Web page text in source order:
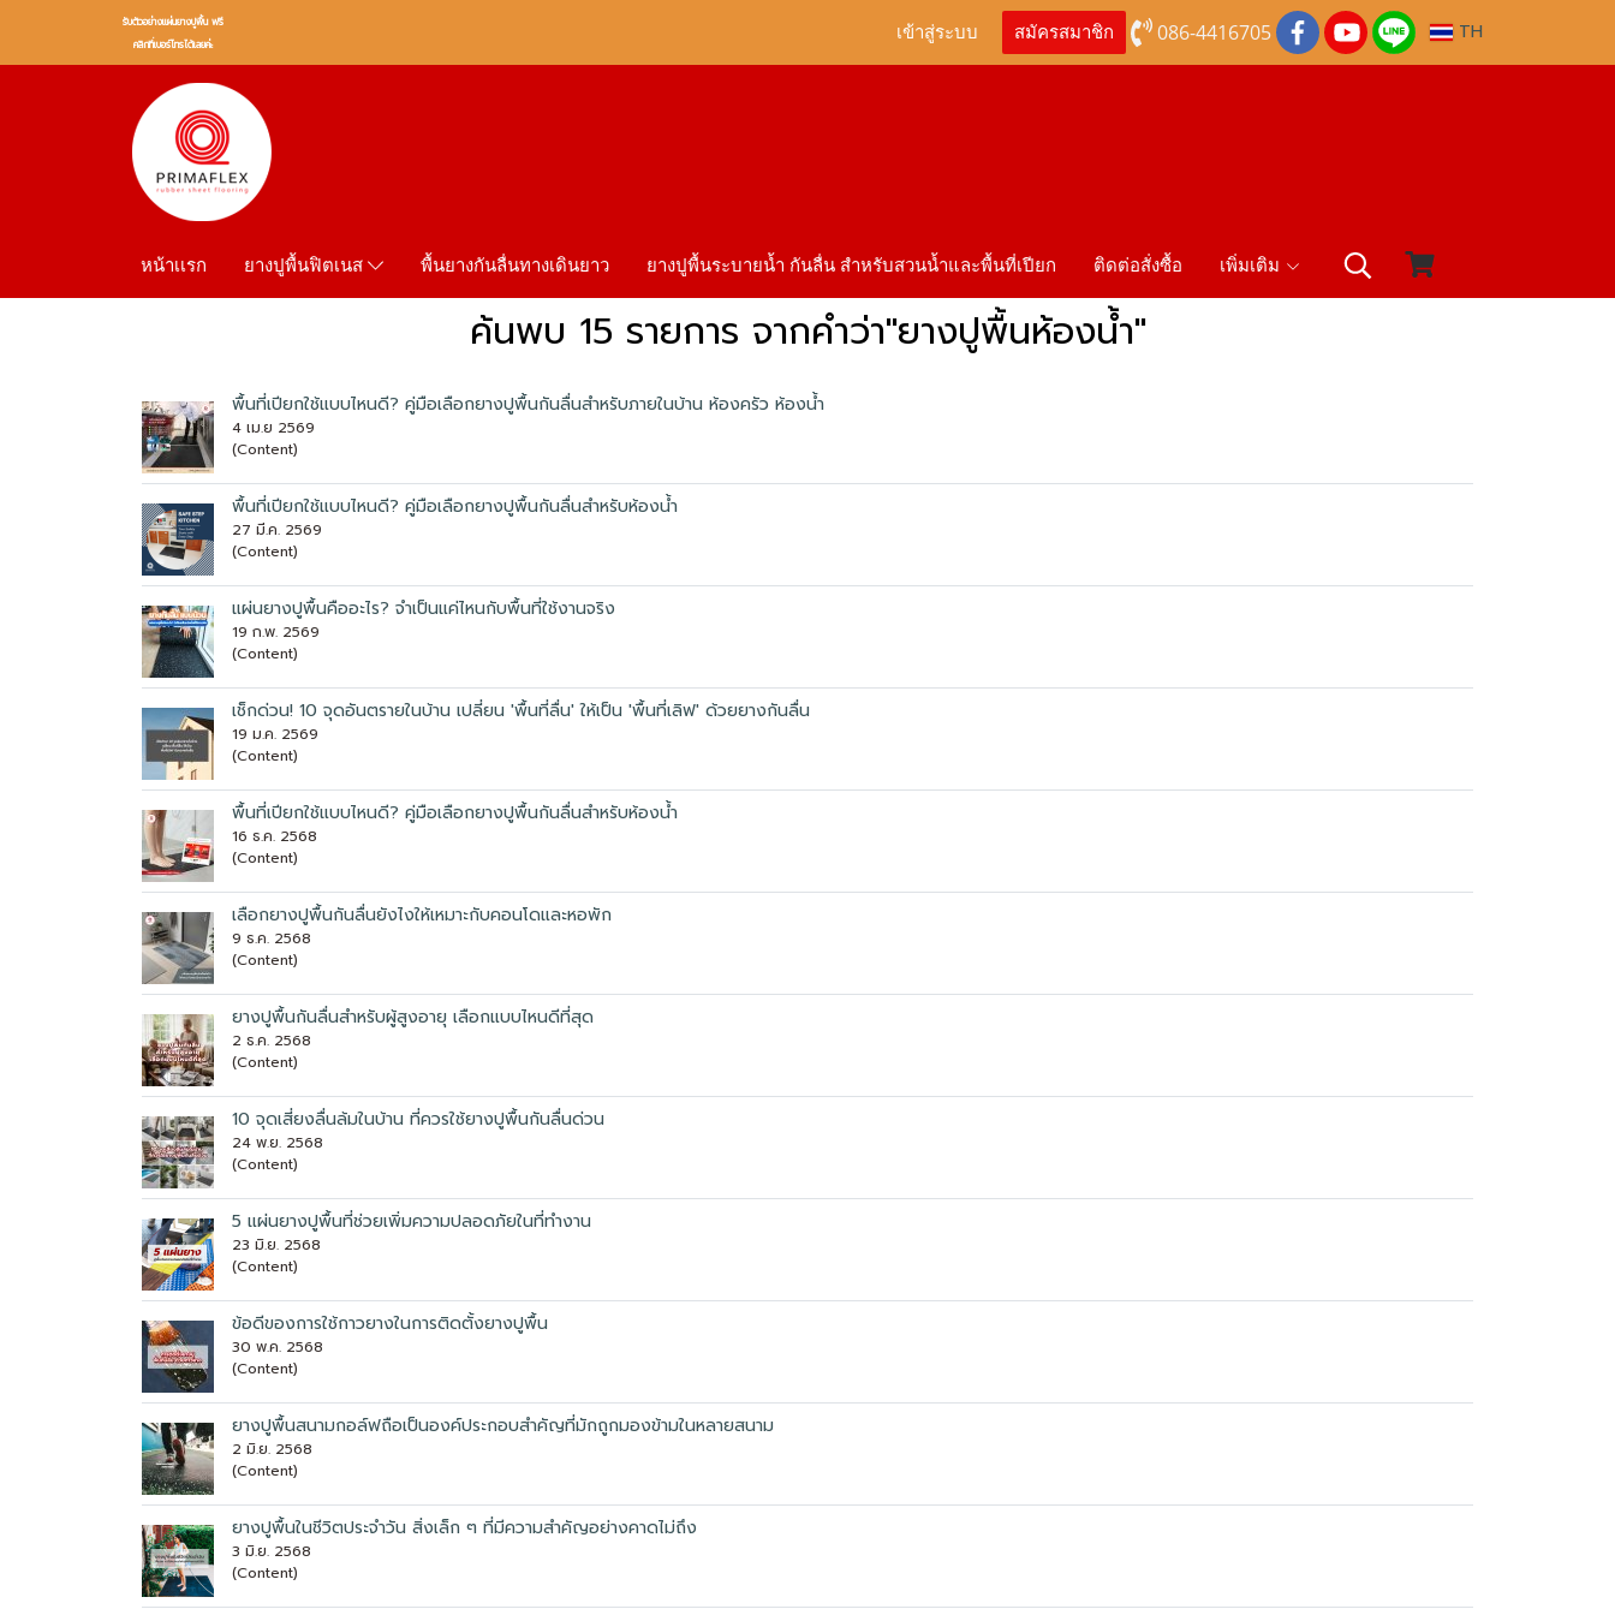
รับตัวอย่างเเผ่นยางปูพื้น ฟรี
คลิกที่เบอร์โทรได้เลยค่ะ
เข้าสู่ระบบ สมัครสมาชิก 086-4416705 TH
หน้าเเรก ยางปูพื้นฟิตเนส พื้นยางกันลื่นทางเดินยาว ยางปูพื้นระบายน้ำ กันลื่น สำหรับสวนน้ำและพื้นที่เปียก ติดต่อสั่งซื้อ เพิ่มเติม
ค้นพบ 15 รายการ จากคำว่า"ยางปูพื้นห้องน้ำ"
พื้นที่เปียกใช้แบบไหนดี? คู่มือเลือกยางปูพื้นกันลื่นสำหรับภายในบ้าน ห้องครัว ห้องน้ำ
4 เม.ย 2569
(Content)
พื้นที่เปียกใช้แบบไหนดี? คู่มือเลือกยางปูพื้นกันลื่นสำหรับห้องน้ำ
27 มี.ค. 2569
(Content)
แผ่นยางปูพื้นคืออะไร? จำเป็นแค่ไหนกับพื้นที่ใช้งานจริง
19 ก.พ. 2569
(Content)
เช็กด่วน! 10 จุดอันตรายในบ้าน เปลี่ยน 'พื้นที่ลื่น' ให้เป็น 'พื้นที่เลิฟ' ด้วยยางกันลื่น
19 ม.ค. 2569
(Content)
พื้นที่เปียกใช้แบบไหนดี? คู่มือเลือกยางปูพื้นกันลื่นสำหรับห้องน้ำ
16 ธ.ค. 2568
(Content)
เลือกยางปูพื้นกันลื่นยังไงให้เหมาะกับคอนโดและหอพัก
9 ธ.ค. 2568
(Content)
ยางปูพื้นกันลื่นสำหรับผู้สูงอายุ เลือกแบบไหนดีที่สุด
2 ธ.ค. 2568
(Content)
10 จุดเสี่ยงลื่นล้มในบ้าน ที่ควรใช้ยางปูพื้นกันลื่นด่วน
24 พ.ย. 2568
(Content)
5 แผ่นยางปูพื้นที่ช่วยเพิ่มความปลอดภัยในที่ทำงาน
23 มิ.ย. 2568
(Content)
ข้อดีของการใช้กาวยางในการติดตั้งยางปูพื้น
30 พ.ค. 2568
(Content)
ยางปูพื้นสนามกอล์ฟถือเป็นองค์ประกอบสำคัญที่มักถูกมองข้ามในหลายสนาม
2 มิ.ย. 2568
(Content)
ยางปูพื้นในชีวิตประจำวัน สิ่งเล็ก ๆ ที่มีความสำคัญอย่างคาดไม่ถึง
3 มิ.ย. 2568
(Content)